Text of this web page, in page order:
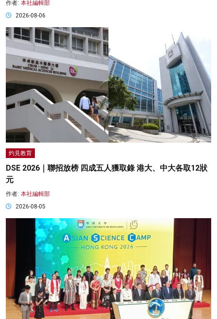
作者: 本社編輯部
2026-08-06
灼見教育
DSE 2026｜聯招放榜 四成五人獲取錄 港大、中大各取12狀
元
作者: 本社編輯部
2026-08-05